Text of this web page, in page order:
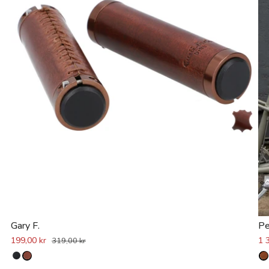
Gary F.
199,00 kr 319,00 kr 1